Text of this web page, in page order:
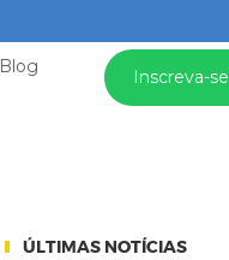
Blog Inscreva-se
ÚLTIMAS NOTÍCIAS